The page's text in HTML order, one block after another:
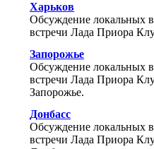
Харьков
Обсуждение локальных
встречи Лада Приора
Запорожье
Обсуждение локальных
встречи Лада Приора
Запорожье.
Донбасс
Обсуждение локальных
встречи Лада Приора